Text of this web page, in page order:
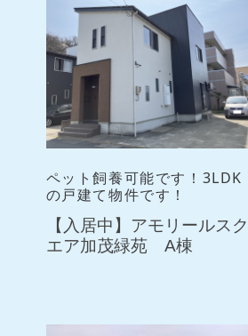
ペット飼養可能です！3LDK
の戸建て物件です！
【入居中】アモリールスク
エア加茂緑苑 A棟